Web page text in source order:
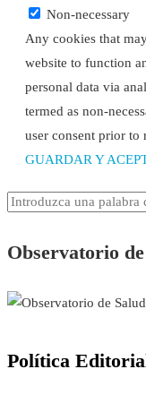
Non-necessary
Any cookies that
website to function
personal data via
termed as non-
user consent prior to
GUARDAR Y
Observatorio
Política